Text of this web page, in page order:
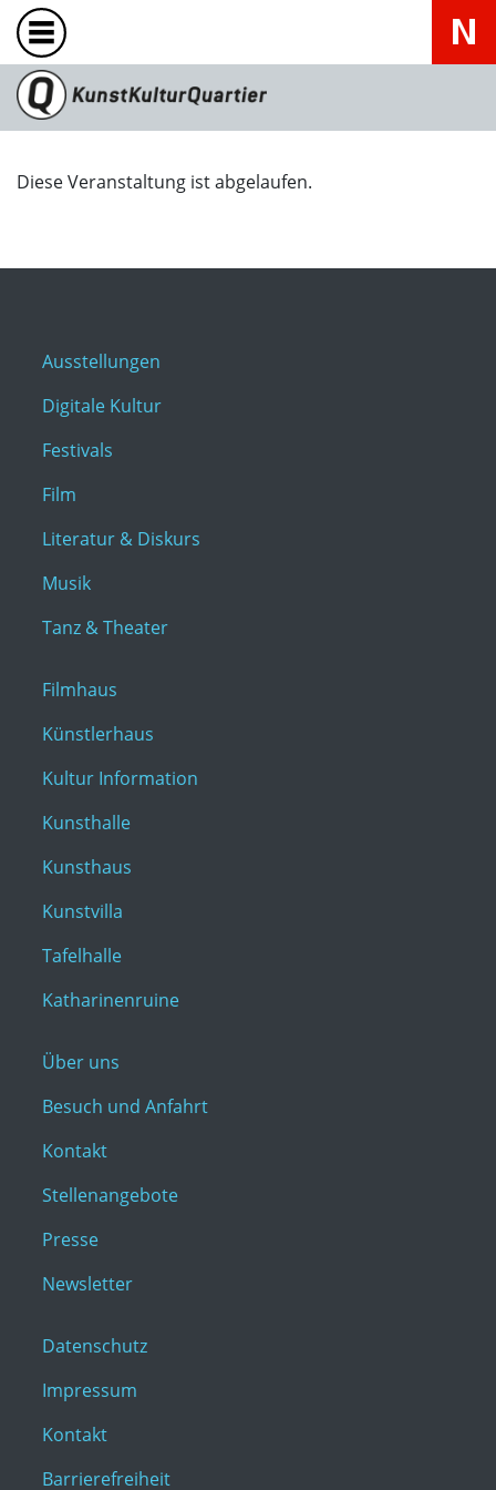
Diese Veranstaltung ist abgelaufen.
Ausstellungen
Digitale Kultur
Festivals
Film
Literatur & Diskurs
Musik
Tanz & Theater
Filmhaus
Künstlerhaus
Kultur Information
Kunsthalle
Kunsthaus
Kunstvilla
Tafelhalle
Katharinenruine
Über uns
Besuch und Anfahrt
Kontakt
Stellenangebote
Presse
Newsletter
Datenschutz
Impressum
Kontakt
Barrierefreiheit